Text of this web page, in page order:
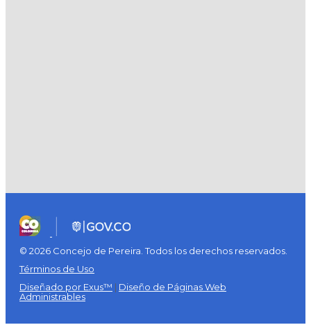
© 2026 Concejo de Pereira. Todos los derechos reservados.
Términos de Uso
Diseñado por Exus™ | Diseño de Páginas Web
Administrables